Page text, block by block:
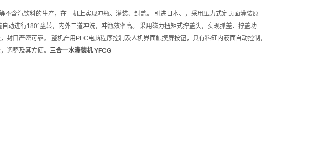
含汽饮料的生产，在一机上实现冲瓶、灌装、封盖。 引进日本、，采用压力式定页面灌装原
动进行180°盘转，内外二道冲洗，冲瓶效率高。 采用磁力扭矩式拧盖头，实现抓盖、拧盖功
封口严密可靠。 整机产用PLC电脑程序控制及人机界面触摸屏按钮，具有料缸内液面自动控制，
调整及其方便。 三合一水灌装机 YFCG